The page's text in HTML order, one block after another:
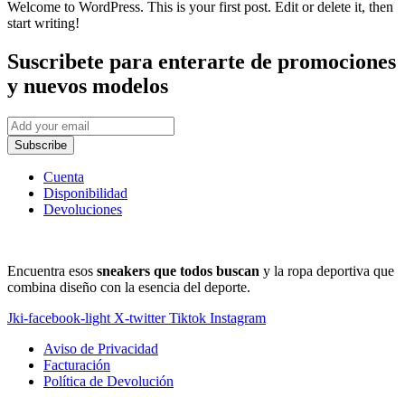
Welcome to WordPress. This is your first post. Edit or delete it, then
start writing!
Suscribete para enterarte de promociones
y nuevos modelos
Subscribe
Cuenta
Disponibilidad
Devoluciones
Encuentra esos sneakers que todos buscan y la ropa deportiva que
combina diseño con la esencia del deporte.
Jki-facebook-light X-twitter Tiktok Instagram
Aviso de Privacidad
Facturación
Política de Devolución